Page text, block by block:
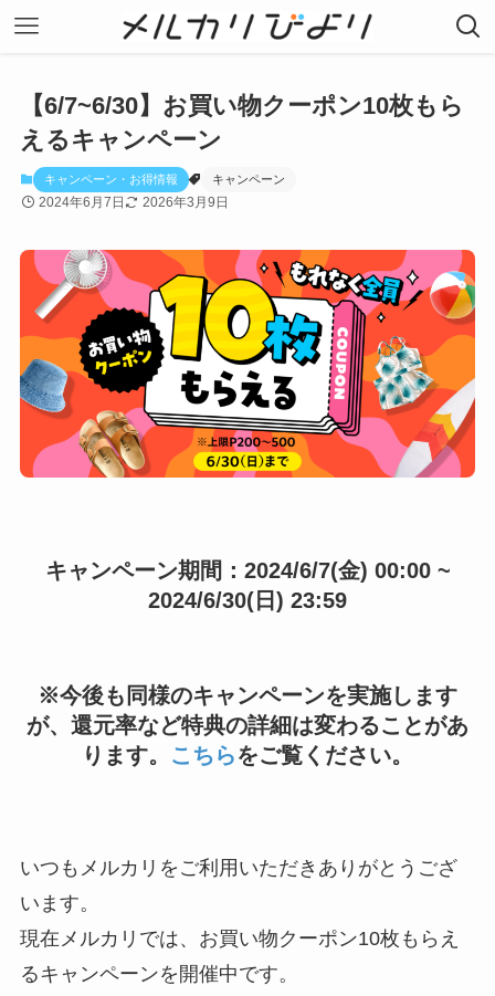
【6/7~6/30】お買い物クーポン10枚もら
えるキャンペーン
キャンペーン・お得情報 キャンペーン
2024年6月7日 2026年3月9日
キャンペーン期間：2024/6/7(金) 00:00 ~
2024/6/30(日) 23:59
※今後も同様のキャンペーンを実施します
が、還元率など特典の詳細は変わることがあ
ります。 こちらをご覧ください。
いつもメルカリをご利用いただきありがとうござ
います。
現在メルカリでは、お買い物クーポン10枚もらえ
るキャンペーンを開催中です。